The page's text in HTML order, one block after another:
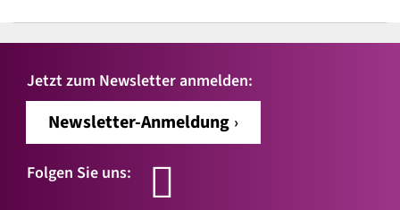
Jetzt zum Newsletter anmelden:
Newsletter-Anmeldung
Folgen Sie uns: